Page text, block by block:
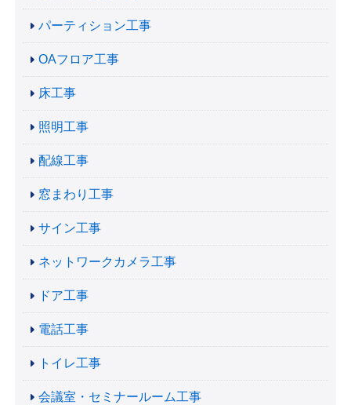
パーティション工事
OAフロア工事
床工事
照明工事
配線工事
窓まわり工事
サイン工事
ネットワークカメラ工事
ドア工事
電話工事
トイレ工事
会議室・セミナールーム工事